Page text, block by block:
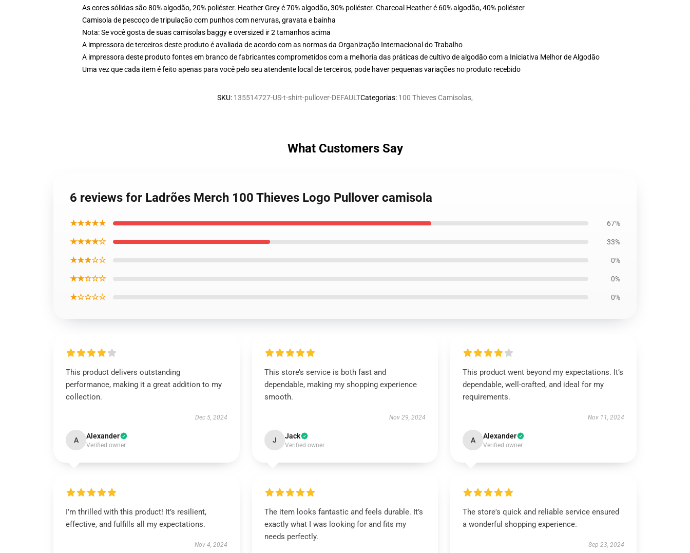
As cores sólidas são 80% algodão, 20% poliéster. Heather Grey é 70% algodão, 30% poliéster. Charcoal Heather é 60% algodão, 40% poliéster
Camisola de pescoço de tripulação com punhos com nervuras, gravata e bainha
Nota: Se você gosta de suas camisolas baggy e oversized ir 2 tamanhos acima
A impressora de terceiros deste produto é avaliada de acordo com as normas da Organização Internacional do Trabalho
A impressora deste produto fontes em branco de fabricantes comprometidos com a melhoria das práticas de cultivo de algodão com a Iniciativa Melhor de Algodão
Uma vez que cada item é feito apenas para você pelo seu atendente local de terceiros, pode haver pequenas variações no produto recebido
SKU: 135514727-US-t-shirt-pullover-DEFAULTCategorias: 100 Thieves Camisolas,
What Customers Say
6 reviews for Ladrões Merch 100 Thieves Logo Pullover camisola
★★★★★ 67%
★★★★☆ 33%
★★★☆☆ 0%
★★☆☆☆ 0%
★☆☆☆☆ 0%
This product delivers outstanding
performance, making it a great addition to my
collection.
Dec 5, 2024
A Alexander
Verified owner
This store’s service is both fast and
dependable, making my shopping experience
smooth.
Nov 29, 2024
J Jack
Verified owner
This product went beyond my expectations. It’s
dependable, well-crafted, and ideal for my
requirements.
Nov 11, 2024
A Alexander
Verified owner
I’m thrilled with this product! It’s resilient,
effective, and fulfills all my expectations.
Nov 4, 2024
The item looks fantastic and feels durable. It’s
exactly what I was looking for and fits my
needs perfectly.
The store's quick and reliable service ensured
a wonderful shopping experience.
Sep 23, 2024